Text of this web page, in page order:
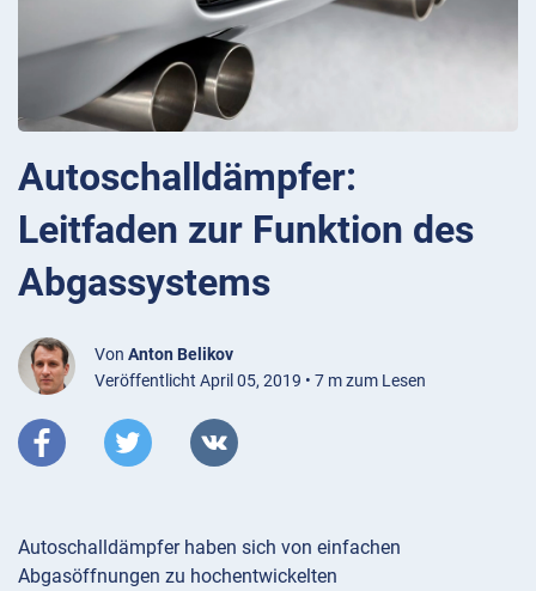
Autoschalldämpfer:
Leitfaden zur Funktion des
Abgassystems
Von Anton Belikov
Veröffentlicht April 05, 2019 • 7 m zum Lesen
Autoschalldämpfer haben sich von einfachen
Abgasöffnungen zu hochentwickelten